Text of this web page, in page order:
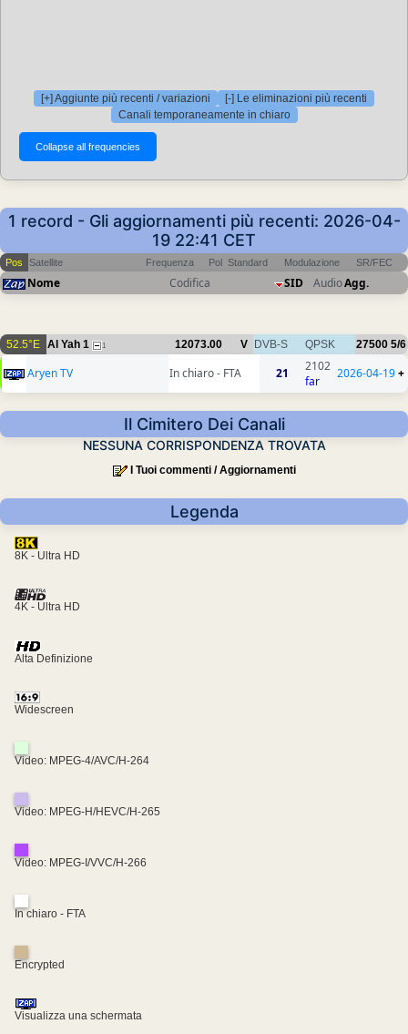
[+] Aggiunte più recenti / variazioni
[-] Le eliminazioni più recenti
Canali temporaneamente in chiaro
1 record - Gli aggiornamenti più recenti: 2026-04-
19 22:41 CET
Pos Satellite Frequenza Pol Standard Modulazione SR/FEC
Nome Codifica SID AudioAgg.
52.5°E Al Yah 1 1 12073.00 V DVB-S QPSK 27500 5/6
Aryen TV In chiaro - FTA 21
2102
far
2026-04-19+
Il Cimitero Dei Canali
NESSUNA CORRISPONDENZA TROVATA
I Tuoi commenti / Aggiornamenti
Legenda
8K - Ultra HD
4K - Ultra HD
Alta Definizione
Widescreen
Video: MPEG-4/AVC/H-264
Video: MPEG-H/HEVC/H-265
Video: MPEG-I/VVC/H-266
In chiaro - FTA
Encrypted
Visualizza una schermata